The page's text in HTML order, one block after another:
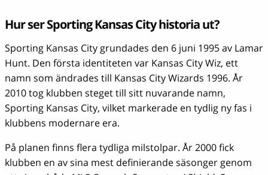
Hur ser Sporting Kansas City historia ut?
Sporting Kansas City grundades den 6 juni 1995 av Lamar
Hunt. Den första identiteten var Kansas City Wiz, ett
namn som ändrades till Kansas City Wizards 1996. År
2010 tog klubben steget till sitt nuvarande namn,
Sporting Kansas City, vilket markerade en tydlig ny fas i
klubbens modernare era.
På planen finns flera tydliga milstolpar. År 2000 fick
klubben en av sina mest definierande säsonger genom